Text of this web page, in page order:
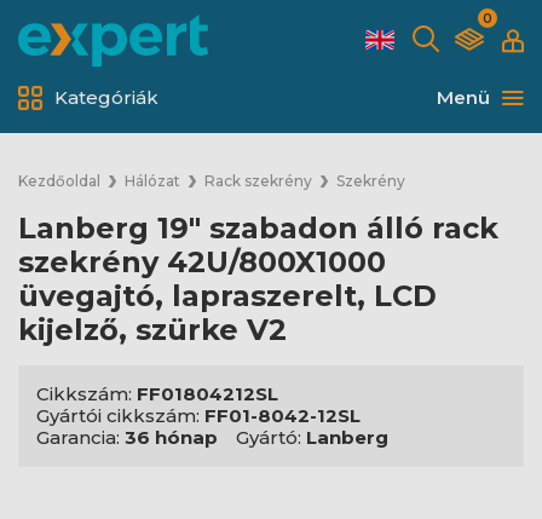
0
Menü
Kategóriák
Kezdőoldal Hálózat Rack szekrény Szekrény
Lanberg 19" szabadon álló rack
szekrény 42U/800X1000
üvegajtó, lapraszerelt, LCD
kijelző, szürke V2
Cikkszám: FF01804212SL
Gyártói cikkszám: FF01-8042-12SL
Garancia: 36 hónap Gyártó: Lanberg